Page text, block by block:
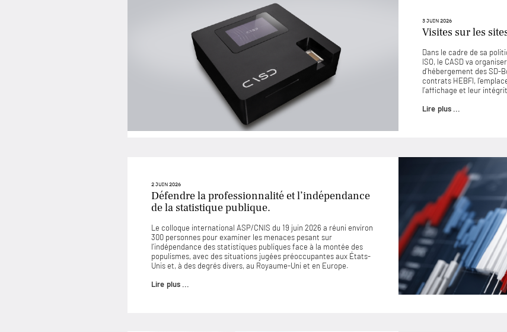
3 JUIN 2026
Visites sur les
Dans le cadre de sa
ISO, le CASD va
d’hébergement des
contrats HEBFI,
l’affichage et leur
Lire plus ...
2 JUIN 2026
Défendre la professionnalité et l’indépendance
de la statistique publique.
Le colloque international ASP/CNIS du 19 juin 2026 a réuni environ
300 personnes pour examiner les menaces pesant sur
l’indépendance des statistiques publiques face à la montée des
populismes, avec des situations jugées préoccupantes aux États-
Unis et, à des degrés divers, au Royaume-Uni et en Europe.
Lire plus ...